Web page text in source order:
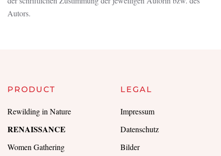
Autors.
PRODUCT
Rewilding in Nature
RENAISSANCE
Women Gathering
LEGAL
Impressum
Datenschutz
Bilder